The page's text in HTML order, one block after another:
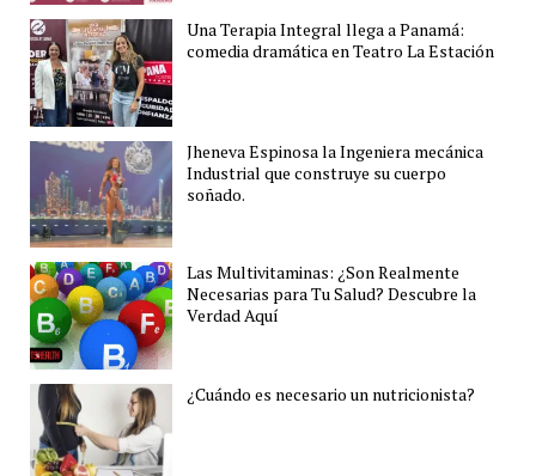
Una Terapia Integral llega a Panamá:
comedia dramática en Teatro La Estación
Jheneva Espinosa la Ingeniera mecánica
Industrial que construye su cuerpo
soñado.
Las Multivitaminas: ¿Son Realmente
Necesarias para Tu Salud? Descubre la
Verdad Aquí
¿Cuándo es necesario un nutricionista?